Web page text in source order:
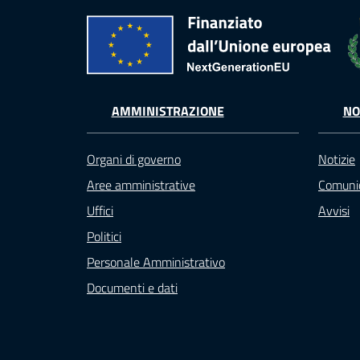
AMMINISTRAZIONE
Organi di governo
Aree amministrative
Uffici
Politici
Personale Amministrativo
Documenti e dati
Notizie
Avvisi